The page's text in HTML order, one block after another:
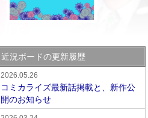
近況ボードの更新履歴
2026.05.26
コミカライズ最新話掲載と、新作公
開のお知らせ